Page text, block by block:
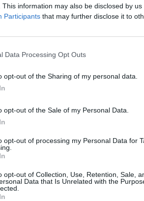
This information may also be disclosed by
Participants that may further disclose it to
Data Processing Opt Outs
opt-out of the Sharing of my personal data.
opt-out of the Sale of my Personal Data.
opt-out of processing my Personal Data for
opt-out of Collection, Use, Retention, Sale,
Data that Is Unrelated with the
care l-a plătit cu viaţa: a fost